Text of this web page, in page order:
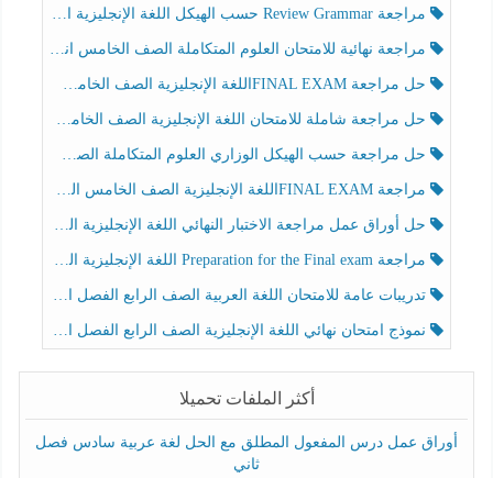
مراجعة Review Grammar حسب الهيكل اللغة الإنجليزية الصف الخامس الفصل الثالث
مراجعة نهائية للامتحان العلوم المتكاملة الصف الخامس انسبير الفصل الثالث
حل مراجعة FINAL EXAMاللغة الإنجليزية الصف الخامس الفصل الثالث
حل مراجعة شاملة للامتحان اللغة الإنجليزية الصف الخامس الفصل الثالث
حل مراجعة حسب الهيكل الوزاري العلوم المتكاملة الصف الخامس عام الفصل الثالث
مراجعة FINAL EXAMاللغة الإنجليزية الصف الخامس الفصل الثالث
حل أوراق عمل مراجعة الاختبار النهائي اللغة الإنجليزية الصف الرابع الفصل الثالث
مراجعة Preparation for the Final exam اللغة الإنجليزية الصف الرابع الفصل الثالث
تدريبات عامة للامتحان اللغة العربية الصف الرابع الفصل الثالث
نموذج امتحان نهائي اللغة الإنجليزية الصف الرابع الفصل الثالث
أكثر الملفات تحميلا
أوراق عمل درس المفعول المطلق مع الحل لغة عربية سادس فصل
ثاني